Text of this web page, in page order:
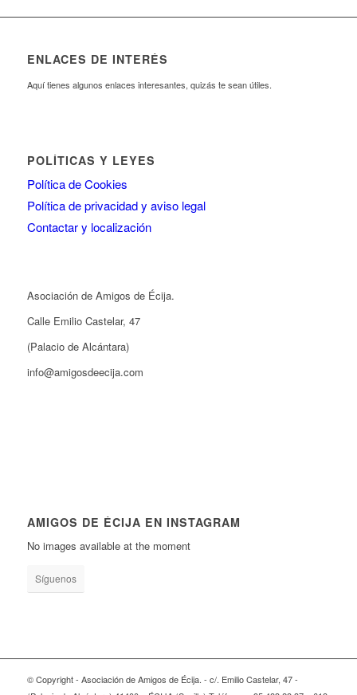
ENLACES DE INTERÉS
Aquí tienes algunos enlaces interesantes, quizás te sean útiles.
POLÍTICAS Y LEYES
Política de Cookies
Política de privacidad y aviso legal
Contactar y localización
Asociación de Amigos de Écija.
Calle Emilio Castelar, 47
(Palacio de Alcántara)
info@amigosdeecija.com
AMIGOS DE ÉCIJA EN INSTAGRAM
No images available at the moment
Síguenos
© Copyright - Asociación de Amigos de Écija. - c/. Emilio Castelar, 47 -